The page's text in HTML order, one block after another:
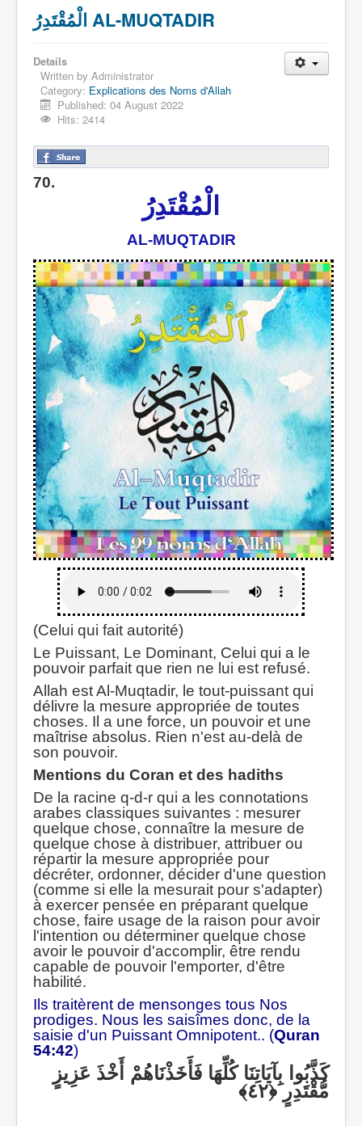
الْمُقْتَدِرُ AL-MUQTADIR
Details
Written by Administrator
Category: Explications des Noms d'Allah
Published: 04 August 2022
Hits: 2414
70.
الْمُقْتَدِرُ
AL-MUQTADIR
(Celui qui fait autorité)
Le Puissant, Le Dominant, Celui qui a le
pouvoir parfait que rien ne lui est refusé.
Allah est Al-Muqtadir, le tout-puissant qui
délivre la mesure appropriée de toutes
choses. Il a une force, un pouvoir et une
maîtrise absolus. Rien n'est au-delà de
son pouvoir.
Mentions du Coran et des hadiths
De la racine q-d-r qui a les connotations
arabes classiques suivantes : mesurer
quelque chose, connaître la mesure de
quelque chose à distribuer, attribuer ou
répartir la mesure appropriée pour
décréter, ordonner, décider d'une question
(comme si elle la mesurait pour s'adapter)
à exercer pensée en préparant quelque
chose, faire usage de la raison pour avoir
l'intention ou déterminer quelque chose
avoir le pouvoir d'accomplir, être rendu
capable de pouvoir l'emporter, d'être
habilité.
Ils traitèrent de mensonges tous Nos
prodiges. Nous les saisîmes donc, de la
saisie d'un Puissant Omnipotent.. (Quran
54:42)
كَذَّبُوا بِآيَاتِنَا كُلِّهَا فَأَخَذْنَاهُمْ أَخْذَ عَزِيزٍ
مُّقْتَدِرٍ